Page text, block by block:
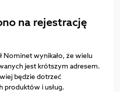
na rejestrację
Nominet wynikało, że wielu
jest krótszym adresem.
będzie dotrzeć
produktów i usług.